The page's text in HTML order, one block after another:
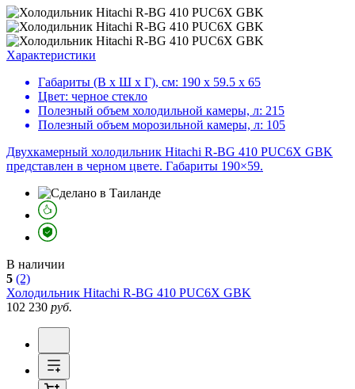
Характеристики
Габариты (В х Ш х Г), см: 190 х 59.5 х 65
Цвет: черное стекло
Полезный объем холодильной камеры, л: 215
Полезный объем морозильной камеры, л: 105
Двухкамерный холодильник Hitachi R-BG 410 PUC6X GBK
представлен в черном цвете. Габариты 190×59.
В наличии
5 (2)
Холодильник Hitachi R-BG 410 PUC6X GBK
102 230 руб.